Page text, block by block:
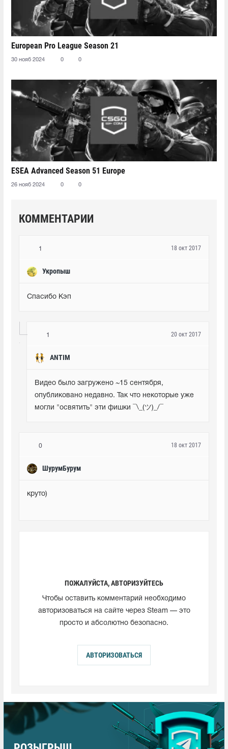
European Pro League Season 21
30 нояб 2024 0 0
ESEA Advanced Season 51 Europe
26 нояб 2024 0 0
КОММЕНТАРИИ
1
Укропыш
18 окт 2017
Спасибо Кэп
1
ANTIM
20 окт 2017
Видео было загружено ~15 сентября,
опубликовано недавно. Так что некоторые уже
могли "освятить" эти фишки ¯\_(ツ)_/¯
0
ШурумБурум
18 окт 2017
круто)
ПОЖАЛУЙСТА, АВТОРИЗУЙТЕСЬ
Чтобы оставить комментарий необходимо
авторизоваться на сайте через Steam — это
просто и абсолютно безопасно.
АВТОРИЗОВАТЬСЯ